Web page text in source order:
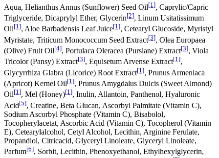
Aqua, Helianthus Annus (Sunflower) Seed Oil[1], Caprylic/Capric
Triglyceride, Dicaprylyl Ether, Glycerin[2], Linum Usitatissimum
Oil[1], Aloe Barbadensis Leaf Juice[1], Cetearyl Glucoside, Myristyl
Myristate, Triticum Monococcum Seed Extract[3], Olea Europaea
(Olive) Fruit Oil[4], Portulaca Oleracea (Purslane) Extract[3], Viola
Tricolor (Pansy) Extract[3], Equisetum Arvense Extract[1],
Glycyrrhiza Glabra (Licorice) Root Extract[1], Prunus Armeniaca
(Apricot) Kernel Oil[1], Prunus Amygdalus Dulcis (Sweet Almond)
Oil[1], Mel (Honey)[1], Inulin, Allantoin, Panthenol, Hyaluronic
Acid[5], Creatine, Beta Glucan, Ascorbyl Palmitate (Vitamin C),
Sodium Ascorbyl Phosphate (Vitamin C), Bisabolol,
Tocopherylacetat, Ascorbic Acid (Vitamin C), Tocopherol (Vitamin
E), Cetearylalcohol, Cetyl Alcohol, Lecithin, Arginine Ferulate,
Propandiol, Citricacid, Glyceryl Linoleate, Glyceryl Linoleate,
Parfum[6], Sorbit, Lecithin, Phenoxyethanol, Ethylhexylglycerin,